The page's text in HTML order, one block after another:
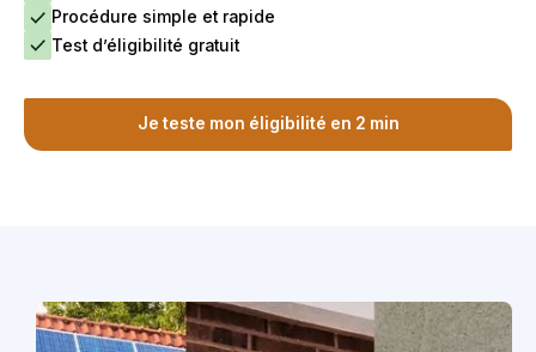
Procédure simple et rapide
Test d’éligibilité gratuit
Je teste mon éligibilité en 2 min